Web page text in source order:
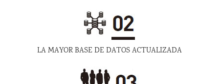
LA MAYOR BASE DE DATOS ACTUALIZADA